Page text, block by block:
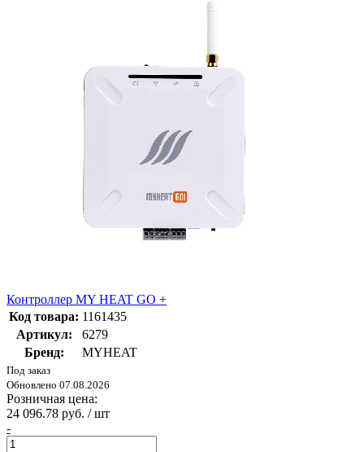
Контроллер MY HEAT GO +
Код товара: 1161435
Артикул:
6279
Бренд:
MYHEAT
Под заказ
Обновлено 07.08.2026
Розничная цена:
24 096.78 руб. / шт
-